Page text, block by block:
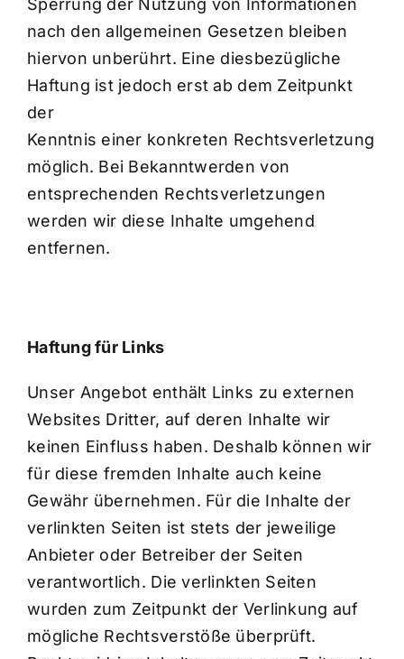
Sperrung der Nutzung von Informationen
nach den allgemeinen Gesetzen bleiben
hiervon unberührt. Eine diesbezügliche
Haftung ist jedoch erst ab dem Zeitpunkt
der
Kenntnis einer konkreten Rechtsverletzung
möglich. Bei Bekanntwerden von
entsprechenden Rechtsverletzungen
werden wir diese Inhalte umgehend
entfernen.
Haftung für Links
Unser Angebot enthält Links zu externen
Websites Dritter, auf deren Inhalte wir
keinen Einfluss haben. Deshalb können wir
für diese fremden Inhalte auch keine
Gewähr übernehmen. Für die Inhalte der
verlinkten Seiten ist stets der jeweilige
Anbieter oder Betreiber der Seiten
verantwortlich. Die verlinkten Seiten
wurden zum Zeitpunkt der Verlinkung auf
mögliche Rechtsverstöße überprüft.